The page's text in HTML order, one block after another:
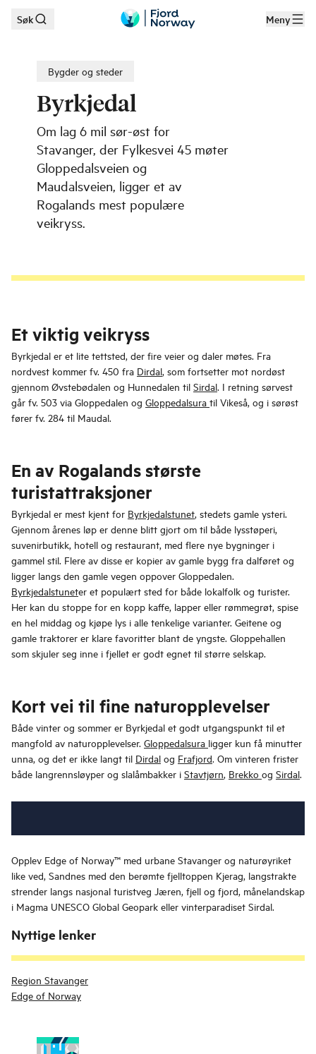
Hopp til hovedinnhold
Søk Meny
Bygder og steder
Byrkjedal
Om lag 6 mil sør-øst for
Stavanger, der Fylkesvei 45 møter
Gloppedalsveien og
Maudalsveien, ligger et av
Rogalands mest populære
veikryss.
Et viktig veikryss
Byrkjedal er et lite tettsted, der fire veier og daler møtes. Fra
nordvest kommer fv. 450 fra Dirdal, som fortsetter mot nordøst
gjennom Øvstebødalen og Hunnedalen til Sirdal. I retning sørvest
går fv. 503 via Gloppedalen og Gloppedalsura til Vikeså, og i sørøst
fører fv. 284 til Maudal.
En av Rogalands største
turistattraksjoner
Byrkjedal er mest kjent for Byrkjedalstunet, stedets gamle ysteri.
Gjennom årenes løp er denne blitt gjort om til både lysstøperi,
suvenirbutikk, hotell og restaurant, med flere nye bygninger i
gammel stil. Flere av disse er kopier av gamle bygg fra dalføret og
ligger langs den gamle vegen oppover Gloppedalen.
Byrkjedalstuneter et populært sted for både lokalfolk og turister.
Her kan du stoppe for en kopp kaffe, lapper eller rømmegrøt, spise
en hel middag og kjøpe lys i alle tenkelige varianter. Geitene og
gamle traktorer er klare favoritter blant de yngste. Gloppehallen
som skjuler seg inne i fjellet er godt egnet til større selskap.
Kort vei til fine naturopplevelser
Både vinter og sommer er Byrkjedal et godt utgangspunkt til et
mangfold av naturopplevelser. Gloppedalsura ligger kun få minutter
unna, og det er ikke langt til Dirdal og Frafjord. Om vinteren frister
både langrennsløyper og slalåmbakker i Stavtjørn, Brekko og Sirdal.
Opplev Edge of Norway™ med urbane Stavanger og naturøyriket
like ved, Sandnes med den berømte fjelltoppen Kjerag, langstrakte
strender langs nasjonal turistveg Jæren, fjell og fjord, månelandskap
i Magma UNESCO Global Geopark eller vinterparadiset Sirdal.
Nyttige lenker
Region Stavanger
Edge of Norway